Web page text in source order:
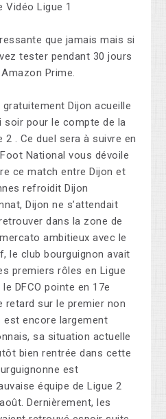
Ligue 1
que jamais mais si
tester pendant 30 jours
Prime.
Dijon acueille
soir pour le compte de la
2 . Ce duel sera à suivre en
National vous dévoile
ce match entre Dijon et
refroidit Dijon
Dijon ne s’attendait
dans la zone de
ambitieux avec le
le club bourguignon avait
premiers rôles en Ligue
DFCO pointe en 17e
retard sur le premier non
est encore largement
sa situation actuelle
bien rentrée dans cette
est
équipe de Ligue 2
Dernièrement, les